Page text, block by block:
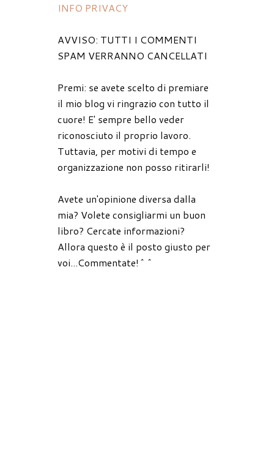
INFO PRIVACY
AVVISO: TUTTI I COMMENTI
SPAM VERRANNO CANCELLATI
Premi: se avete scelto di premiare
il mio blog vi ringrazio con tutto il
cuore! E' sempre bello veder
riconosciuto il proprio lavoro.
Tuttavia, per motivi di tempo e
organizzazione non posso ritirarli!
Avete un'opinione diversa dalla
mia? Volete consigliarmi un buon
libro? Cercate informazioni?
Allora questo è il posto giusto per
voi...Commentate!^^